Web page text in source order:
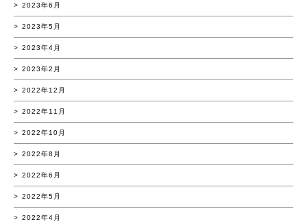
2023年6月
2023年5月
2023年4月
2023年2月
2022年12月
2022年11月
2022年10月
2022年8月
2022年6月
2022年5月
2022年4月